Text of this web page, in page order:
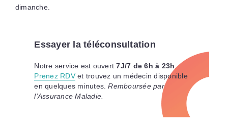
dimanche.
Essayer la téléconsultation
Notre service est ouvert7J/7 de 6h à 23h.
Prenez RDVet trouvez un médecin disponible
en quelques minutes.Remboursée par
l’Assurance Maladie.